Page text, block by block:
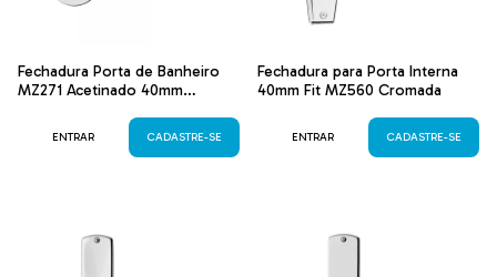
Fechadura Porta de Banheiro
MZ271 Acetinado 40mm
ENTRAR CADASTRE-SE
Fechadura para Porta Interna
40mm Fit MZ560 Cromada
ENTRAR CADASTRE-SE